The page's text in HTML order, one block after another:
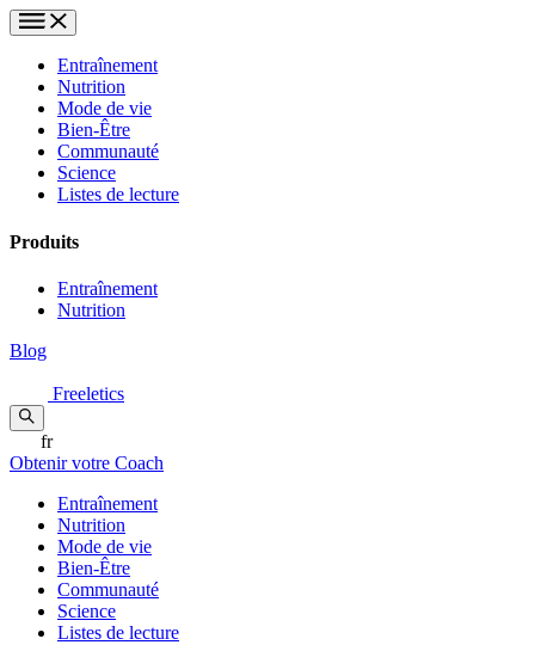
Entraînement
Nutrition
Mode de vie
Bien-Être
Communauté
Science
Listes de lecture
Produits
Entraînement
Nutrition
Blog
Freeletics
fr
Obtenir votre Coach
Entraînement
Nutrition
Mode de vie
Bien-Être
Communauté
Science
Listes de lecture